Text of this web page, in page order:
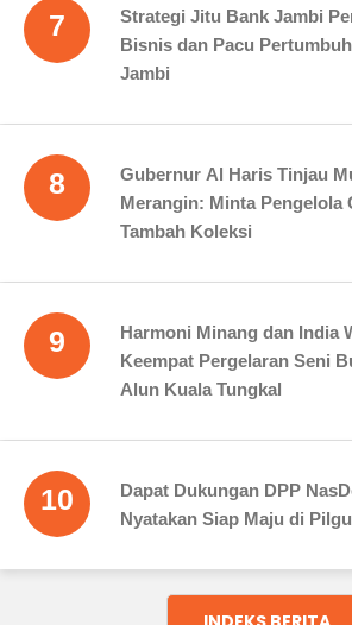
7
Strategi Jitu Bank Jambi
Bisnis dan Pacu
Jambi
8
Gubernur Al Haris Tinjau
Merangin: Minta Pengelola
Tambah Koleksi
9
Harmoni Minang dan India
Keempat Pergelaran Seni
Alun Kuala Tungkal
10
Dapat Dukungan DPP
Nyatakan Siap Maju di